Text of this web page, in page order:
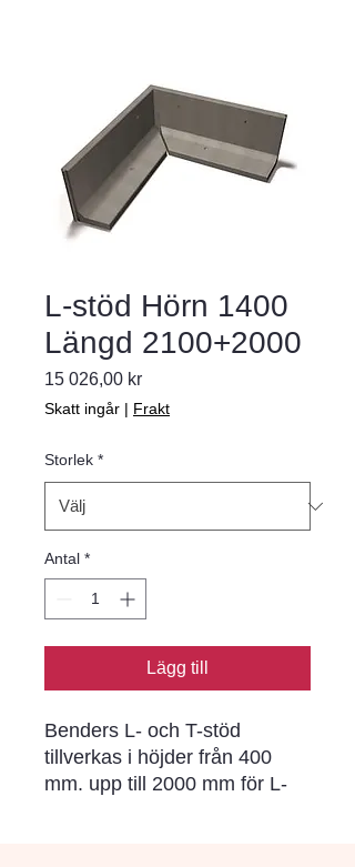
L-stöd Hörn 1400
Längd 2100+2000
15 026,00 krPris
Skatt ingår | Frakt
Storlek *
Antal *
Lägg till
Benders L- och T-stöd
tillverkas i höjder från 400
mm. upp till 2000 mm för L-